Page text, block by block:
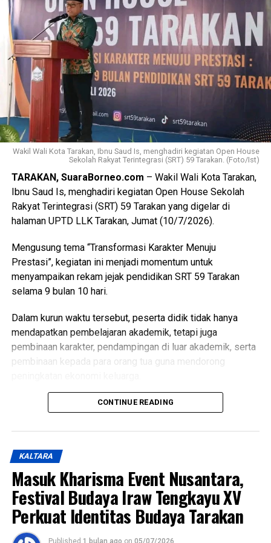
Views: 64
Bagikan ke
WhatsApp 0 Facebook 0
Messenger 0
Wakil Wali Kota Tarakan, Ibnu Saud Is, menghadiri kegiatan Open House
Sekolah Rakyat Terintegrasi (SRT) 59 Tarakan. (Foto/Ist)
TARAKAN, SuaraBorneo.com – Wakil Wali Kota Tarakan,
Ibnu Saud Is, menghadiri kegiatan Open House Sekolah
Rakyat Terintegrasi (SRT) 59 Tarakan yang digelar di
halaman UPTD LLK Tarakan, Jumat (10/7/2026).
Mengusung tema “Transformasi Karakter Menuju
Prestasi”, kegiatan ini menjadi momentum untuk
menyampaikan rekam jejak pendidikan SRT 59 Tarakan
selama 9 bulan 10 hari.
Dalam kurun waktu tersebut, peserta didik tidak hanya
mendapatkan pembelajaran akademik, tetapi juga
pembinaan karakter, pendampingan di luar akademik, serta
pembinaan kepada para orang tua guna mendorong
Dalam sambutannya, Wakil Wali Kota menyampaikan rasa
Menurutnya, berbagai prestasi yang telah diraih serta karya
karakter yang dilakukan mampu melahirkan generasi yang
berprestasi dan memiliki potensi untuk terus berkembang.
Ia juga menegaskan bahwa keberadaan SRT 59 Tarakan
sejalan dengan program Asta Cita Presiden Republik
Indonesia serta visi dan misi Pemerintah Kota Tarakan
CONTINUE READING
KALTARA
Masuk Kharisma Event Nusantara,
Festival Budaya Iraw Tengkayu XV
Perkuat Identitas Budaya Tarakan